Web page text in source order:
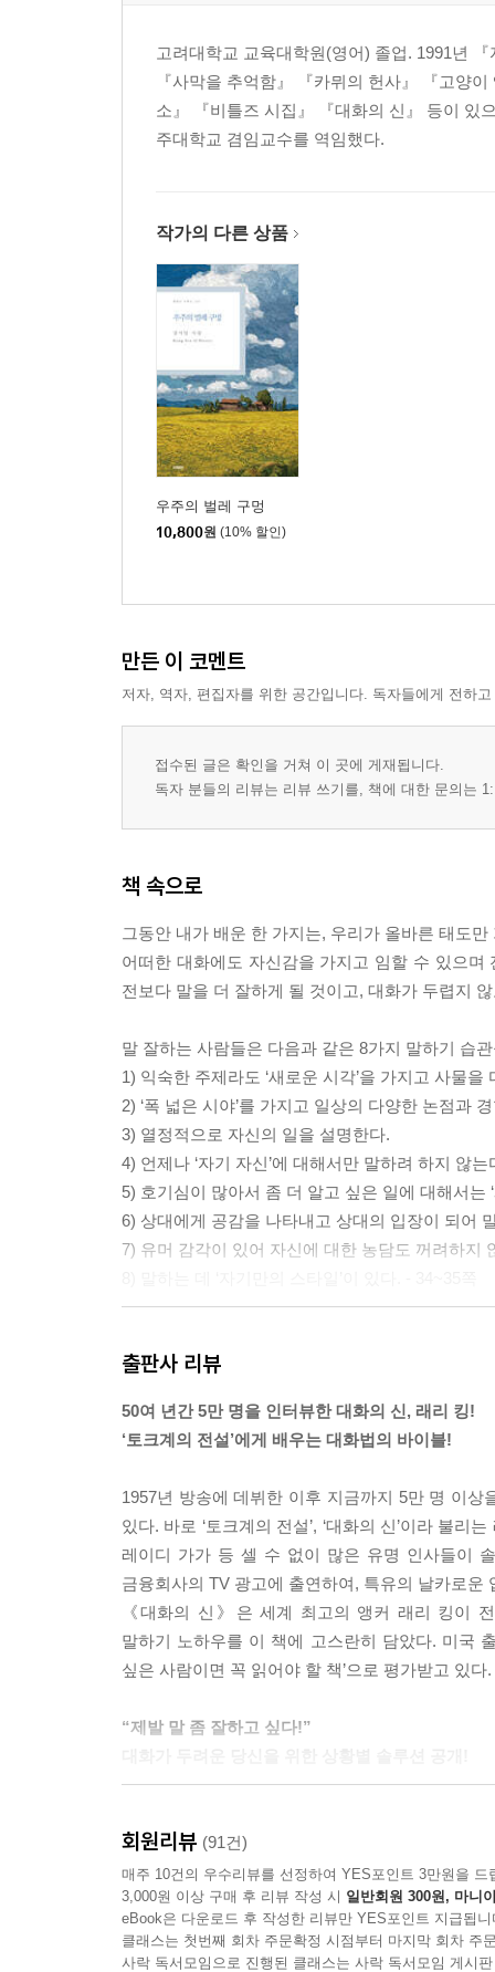
스펙보다는 열정
상사를 간파하라, 말은 그다음이다
명확하게 지시하고 아낌없이 칭찬하라
존중하는 만큼 대접받는다
회의에서 휘둘리지 않고 제대로 말하는 법
회의를 주재할 때 꼭 알아야 할 것들
프레젠테이션은 말로 보여주는 것이다
애매모호한 말이 필요할 때
CHAPTER 6 청중을 매료시키는 마성의 스피치
내가 가장 잘 아는 것을 말하라
열세 살짜리도 연설이 가능하다
연설을 위한 3가지 단계
사소한 것까지 실전처럼 연습하라
위기일발의 순간 극복하기
때론 예상치 못한 발언이 환영받는다
명연설은 모두 짧았다
위대한 연설가들의 KISS 법칙
간결하게, 쉽게, 인상적으로
모든 질문에 답을 할 필요는 없다
토크계의 제왕도 쉼 없이 노력한다
정면돌파가 해답이 될 때도 있다
SNS 시대, 소통은 더욱 중요하다
초대하고 싶은 게스트의 조건
대화의 신이 만난 최고의 게스트
대화의 신이 만난 최악의 게스트
말이 있으면 실수가 있다
잊지 못할 최악의 실수담
어떤 상황에서도 말은 계속하라
에필로그 | 당신의 말하기는 달라야 한다
고려대학교 교육대학원(영어) 졸업. 1991년
『사막을 추억함』 『카뮈의 헌사』 『고양
소』 『비틀즈 시집』 『대화의 신』 등이 있
주대학교 겸임교수를 역임했다.
작가의 다른 상품
우주의 벌레 구멍
10,800원 (10% 할인)
만든 이 코멘트
저자, 역자, 편집자를 위한 공간입니다. 독자들에게 전하
접수된 글은 확인을 거쳐 이 곳에 게재됩니다.
독자 분들의 리뷰는 리뷰 쓰기를, 책에 대한 문의는
책 속으로
그동안 내가 배운 한 가지는, 우리가 올바른 태도
어떠한 대화에도 자신감을 가지고 임할 수 있으
전보다 말을 더 잘하게 될 것이고, 대화가 두렵지
말 잘하는 사람들은 다음과 같은 8가지 말하기 습
1) 익숙한 주제라도 ‘새로운 시각’을 가지고 사물
2) ‘폭 넓은 시야’를 가지고 일상의 다양한 논점과
3) 열정적으로 자신의 일을 설명한다.
4) 언제나 ‘자기 자신’에 대해서만 말하려 하지 않는
5) 호기심이 많아서 좀 더 알고 싶은 일에 대해서는
6) 상대에게 공감을 나타내고 상대의 입장이 되어
7) 유머 감각이 있어 자신에 대한 농담도 꺼려하지
그리고 그들 자신에 관한 질문을 해보라. 그러면
(…) 영국의 소설가이며 정치인으로 수상까지 지냈
“사람들에겐 그들 자신에 관한 것을 말하라. 그러
좋은 질문이 좋은 대화의 비결이라는 사실을 명심
질문을 곧잘 던진다. 어떤 남자가 가족과 함께 다
‘왜?’라고 묻는다. 또 어떤 이가 베츠 팀을 응원한다
(…) 그것은 지금까지 최고의 질문이었고 앞으로
쪽
판매를 위한 화술에서 지켜야 할 점이 또 하나 있다
모락 나는 커피 한 잔과 노랗게 잘 구워진 빵으로
당신 자신에 대해 알아야 할 점은 당신의 역할, 회
등이다. 당신의 상사에 관해서도 바로 이런 점들
을 때는, 상사에게 말을 어떻게 해야 할지 걱정할
당신 자신을 완전히 개방하고 상사에게 가서 솔
출판사 리뷰
50여 년간 5만 명을 인터뷰한 대화의 신, 래리 킹!
‘토크계의 전설’에게 배우는 대화법의 바이블!
1957년 방송에 데뷔한 이후 지금까지 5만 명 이
있다. 바로 ‘토크계의 전설’, ‘대화의 신’이라 불
레이디 가가 등 셀 수 없이 많은 유명 인사들이
금융회사의 TV 광고에 출연하여, 특유의 날카로
《대화의 신》은 세계 최고의 앵커 래리 킹이
말하기 노하우를 이 책에 고스란히 담았다. 미국
싶은 사람이면 꼭 읽어야 할 책’으로 평가받고 있다.
“제발 말 좀 잘하고 싶다!”
사람들은 어떤 말로 시작해야 할지, 또 어떻게 대
저자는 그동안 축적해온 수많은 인터뷰와 대화
사람이라도 자연스럽게 말할 수 있는 자신만의
강조하며, 성공적인 대화를 위한 기본 자세부터 바
책에는 특히 낯선 사람에게 말을 걸 때, 프레젠
회원리뷰 (91건)
매주 10건의 우수리뷰를 선정하여 YES포인트 3만원을 드
3,000원 이상 구매 후 리뷰 작성 시 일반회원 300원, 마니
eBook은 다운로드 후 작성한 리뷰만 YES포인트 지급됩니
클래스는 첫번째 회차 주문확정 시점부터 마지막 회차 주
사락 독서모임으로 진행된 클래스는 사락 독서모임 게시